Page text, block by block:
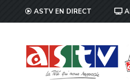
ASTV EN DIRECT